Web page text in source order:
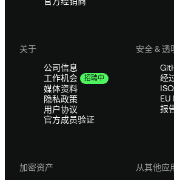
关于
公司信息
工作机会
招聘中
媒体资料
隐私政策
用户协议
官方成员验证
安全 & 透
经
EU
报
加密资产
从其他应